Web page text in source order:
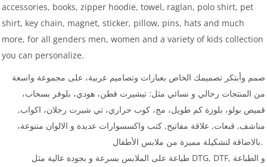
accessories, books, zipper hoodie, towel, raglan, polo shirt, pet
shirt, key chain, magnet, sticker, pillow, pins, hats and much
more, for all genders men, women and a variety of kids collection
you can personalize.
صمم وأبتكر تصميمك الخاص بعبارات وتصاميم عربية، على مجموعة واسعة
من المنتجات رجالي و نسائي مثل: تيشيرت قطن، هودي، بلوفر بسحاب،
قميص بولو، بلوزة كم طويل، مج، كوب حراري، تي شيرت رجلان، اكواب,
مناشف, قبعات, علاقة مفاتيح, كتب واكسسوارات عديدة و الالوان متنوعة،
بالاضاقة لتشكيلة مميزة من ملابس الأطفال.
طباعة على الملابس بسرعة و بجودة عالية مثل DTG, DTF, و الطباعة